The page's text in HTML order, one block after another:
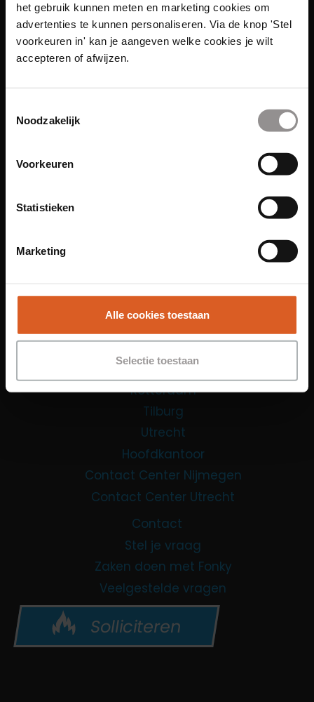
het gebruik kunnen meten en marketing cookies om
advertenties te kunnen personaliseren. Via de knop 'Stel
voorkeuren in' kan je aangeven welke cookies je wilt
accepteren of afwijzen.
Noodzakelijk
Voorkeuren
Statistieken
Marketing
Alle cookies toestaan
Selectie toestaan
Links
Maastricht
Nijmegen
Rotterdam
Tilburg
Utrecht
Hoofdkantoor
Contact Center Nijmegen
Contact Center Utrecht
Contact
Stel je vraag
Zaken doen met Fonky
Veelgestelde vragen
Solliciteren